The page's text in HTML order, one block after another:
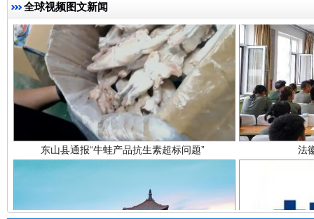
全球视频图文新闻
东山县通报“牛蛙产品抗生素超标问题” 法